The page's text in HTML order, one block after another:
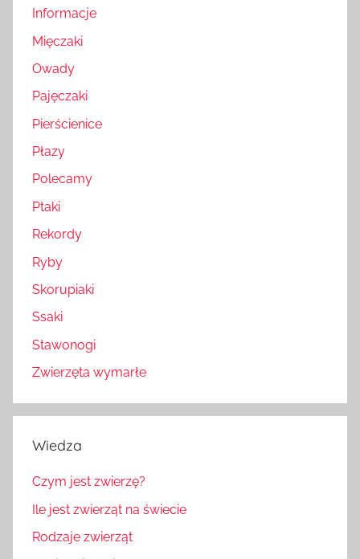
Informacje
Mięczaki
Owady
Pajęczaki
Pierścienice
Płazy
Polecamy
Ptaki
Rekordy
Ryby
Skorupiaki
Ssaki
Stawonogi
Zwierzęta wymarłe
Wiedza
Czym jest zwierzę?
Ile jest zwierząt na świecie
Rodzaje zwierząt